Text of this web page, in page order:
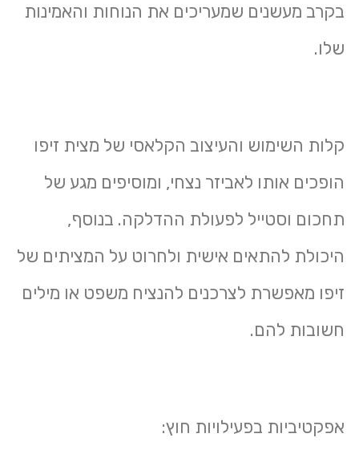
בקרב מעשנים שמעריכים את הנוחות והאמינות
שלו.
קלות השימוש והעיצוב הקלאסי של מצית זיפו
הופכים אותו לאביזר נצחי, ומוסיפים מגע של
תחכום וסטייל לפעולת ההדלקה. בנוסף,
היכולת להתאים אישית ולחרוט על המציתים של
זיפו מאפשרת לצרכנים להנציח משפט או מילים
חשובות להם.
אפקטיביות בפעילויות חוץ: